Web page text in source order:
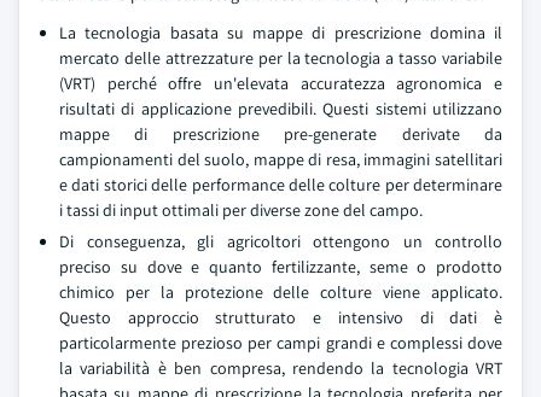
La tecnologia basata su mappe di prescrizione domina il
mercato delle attrezzature per la tecnologia a tasso variabile
(VRT) perché offre un'elevata accuratezza agronomica e
risultati di applicazione prevedibili. Questi sistemi utilizzano
mappe di prescrizione pre-generate derivate da
campionamenti del suolo, mappe di resa, immagini satellitari
e dati storici delle performance delle colture per determinare
i tassi di input ottimali per diverse zone del campo.
Di conseguenza, gli agricoltori ottengono un controllo
preciso su dove e quanto fertilizzante, seme o prodotto
chimico per la protezione delle colture viene applicato.
Questo approccio strutturato e intensivo di dati è
particolarmente prezioso per campi grandi e complessi dove
la variabilità è ben compresa, rendendo la tecnologia VRT